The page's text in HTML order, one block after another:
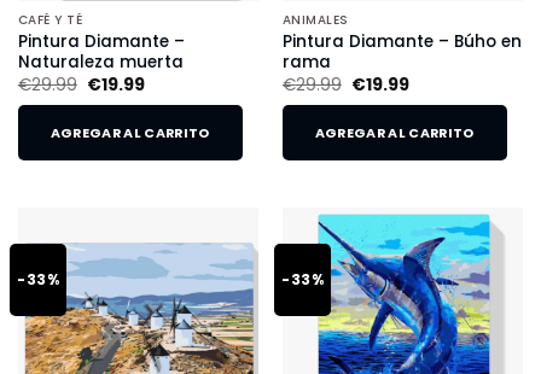
CAFÉ Y TÉ
Pintura Diamante –
Naturaleza muerta
€29.99 €19.99
AGREGAR AL CARRITO
ANIMALES
Pintura Diamante – Búho en
rama
€29.99 €19.99
AGREGAR AL CARRITO
-33% -33%